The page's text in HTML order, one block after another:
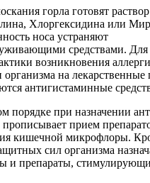
горла готовят раствор
Хлоргексидина или
носа устраняют
средствами. Для
возникновения
организма на лекарственные
антигистаминные
порядке при назначении
прием
кишечной микрофлоры.
сил организма
и препараты,